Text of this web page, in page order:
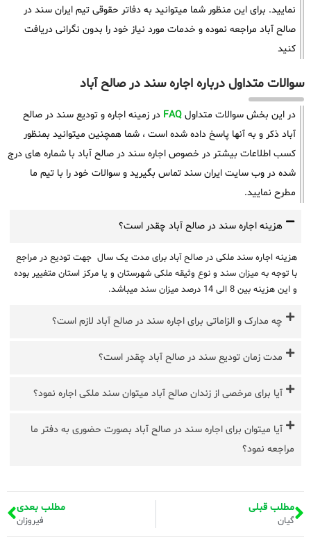
نمایید. برای این منظور شما میتوانید به دفاتر حقوقی تیم ایران سند در
صالح آباد مراجعه نموده و خدمات مورد نیاز خود را بدون نگرانی دریافت
کنید
سوالات متداول درباره اجاره سند در صالح آباد
در این بخش سوالات متداول FAQ در زمینه اجاره و تودیع سند در صالح
آباد ذکر و به آنها پاسخ داده شده است ، شما همچنین میتوانید بمنظور
کسب اطلاعات بیشتر در خصوص اجاره سند در صالح آباد با شماره های درج
شده در وب سایت ایران سند تماس بگیرید و سوالات خود را با تیم ما
مطرح نمایید.
هزینه اجاره سند در صالح آباد چقدر است؟
هزینه اجاره سند ملکی در صالح آباد برای مدت یک سال جهت تودیع در مراجع
با توجه به میزان سند و نوع وثیقه ملکی شهرستان و یا مرکز استان متغییر بوده
و این هزینه بین 8 الی 14 درصد میزان سند میباشد.
چه مدارک و الزاماتی برای اجاره سند در صالح آباد لازم است؟
مدت زمان تودیع سند در صالح آباد چقدر است؟
آیا برای مرخصی از زندان صالح آباد میتوان سند ملکی اجاره نمود؟
آیا میتوان برای اجاره سند در صالح آباد بصورت حضوری به دفتر ما
مراجعه نمود؟
مطلب قبلی
گیان
مطلب بعدی
فیروزان